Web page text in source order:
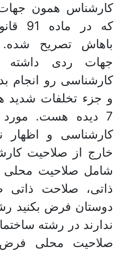
کارشناس همون
که
باهاش تصریح شده.
جهات ردی داشته
کارشناسی رو انجام
و جزء تخلفات
کارشناسی و اظهار
خارج از صلاحیت
شامل صلاحیت
ذاتی، صلاحت
دوستان فرض بکنید
ندارند در رشته
صلاحیت محلی فرض